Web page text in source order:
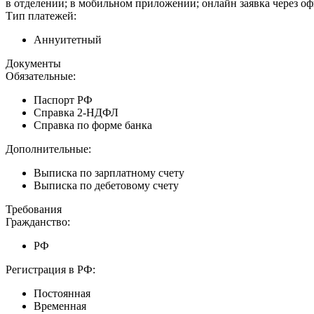
в отделении; в мобильном приложении; онлайн заявка через
Тип платежей:
Аннуитетный
Документы
Обязательные:
Паспорт РФ
Справка 2-НДФЛ
Справка по форме банка
Дополнительные:
Выписка по зарплатному счету
Выписка по дебетовому счету
Требования
Гражданство:
РФ
Регистрация в РФ:
Постоянная
Временная